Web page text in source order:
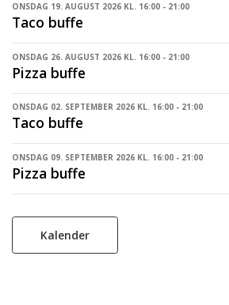
ONSDAG 19. AUGUST 2026 KL. 16:00 - 21:00
Taco buffe
ONSDAG 26. AUGUST 2026 KL. 16:00 - 21:00
Pizza buffe
ONSDAG 02. SEPTEMBER 2026 KL. 16:00 - 21:00
Taco buffe
ONSDAG 09. SEPTEMBER 2026 KL. 16:00 - 21:00
Pizza buffe
Kalender